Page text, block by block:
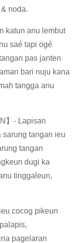
noda.
katun anu lembut
saé tapi ogé
pas janten
bari nuju kana
tangga anu
】 - Lapisan
tangan ieu
tangan
dugi ka
tinggaleun,
cocog pikeun
pagelaran